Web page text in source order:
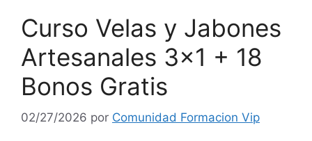
Curso Velas y Jabones
Artesanales 3×1 + 18
Bonos Gratis
02/27/2026 por Comunidad Formacion Vip